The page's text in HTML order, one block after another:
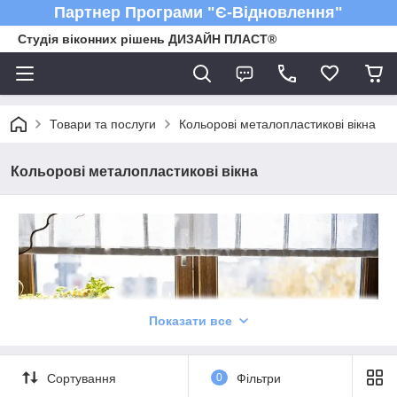
Партнер Програми "Є-Відновлення"
Студія віконних рішень ДИЗАЙН ПЛАСТ®
Товари та послуги Кольорові металопластикові вікна
Кольорові металопластикові вікна
Показати все
Сортування 0 Фільтри